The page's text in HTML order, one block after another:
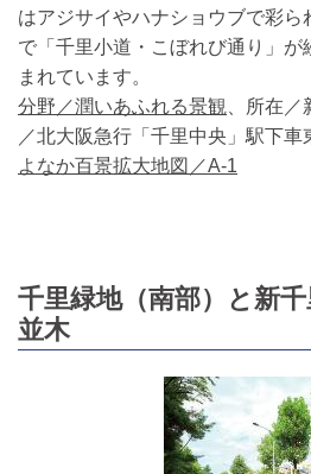
はアジサイやハナショウブで彩ら
で「千里小道・こぼれび通り」が
まれています。
分野／潤いあふれる景観、所在／
／北大阪急行「千里中央」駅下車
よなか百景拡大地図／A-1
千里緑地（南部）と新
並木